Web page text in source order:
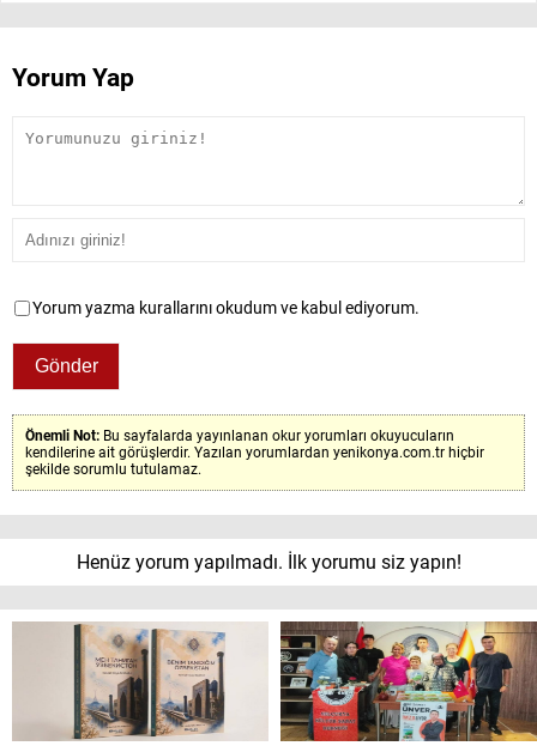
Yorum Yap
Yorum yazma kurallarını okudum ve kabul ediyorum.
Önemli Not: Bu sayfalarda yayınlanan okur yorumları okuyucuların
kendilerine ait görüşlerdir. Yazılan yorumlardan yenikonya.com.tr hiçbir
şekilde sorumlu tutulamaz.
Henüz yorum yapılmadı. İlk yorumu siz yapın!